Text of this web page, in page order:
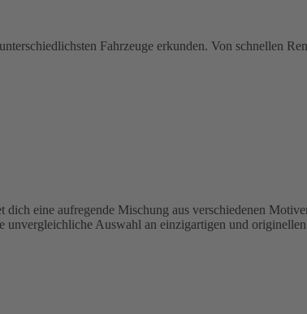
Fahrzeuge erkunden. Von schnellen
eine aufregende Mischung aus verschiedenen
unvergleichliche Auswahl an einzigartigen und